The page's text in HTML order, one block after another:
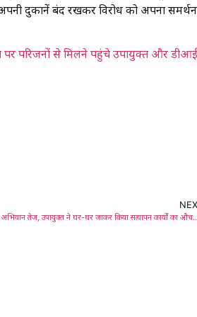
दुकानें बंद रखकर विरोध को अपना समर्थन
पर परिजनों से मिलने पहुंचे उपायुक्त और
​सरायकेला में मतदाता सूची पुनरीक्षण अभियान तेज,